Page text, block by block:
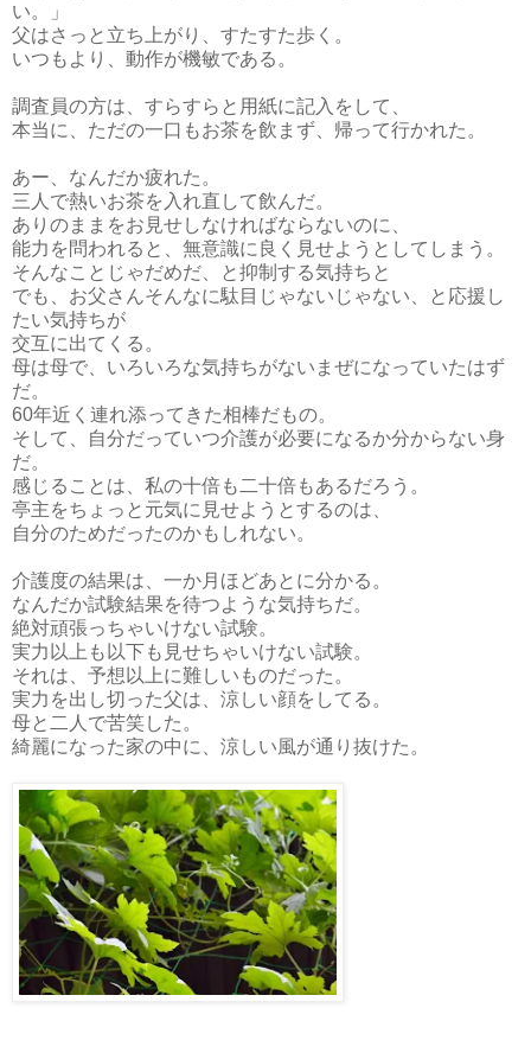
い。」
父はさっと立ち上がり、すたすた歩く。
いつもより、動作が機敏である。
調査員の方は、すらすらと用紙に記入をして、
本当に、ただの一口もお茶を飲まず、帰って行かれた。
あー、なんだか疲れた。
三人で熱いお茶を入れ直して飲んだ。
ありのままをお見せしなければならないのに、
能力を問われると、無意識に良く見せようとしてしまう。
そんなことじゃだめだ、と抑制する気持ちと
でも、お父さんそんなに駄目じゃないじゃない、と応援し
たい気持ちが
交互に出てくる。
母は母で、いろいろな気持ちがないまぜになっていたはず
だ。
60年近く連れ添ってきた相棒だもの。
そして、自分だっていつ介護が必要になるか分からない身
だ。
感じることは、私の十倍も二十倍もあるだろう。
亭主をちょっと元気に見せようとするのは、
自分のためだったのかもしれない。
介護度の結果は、一か月ほどあとに分かる。
なんだか試験結果を待つような気持ちだ。
絶対頑張っちゃいけない試験。
実力以上も以下も見せちゃいけない試験。
それは、予想以上に難しいものだった。
実力を出し切った父は、涼しい顔をしてる。
母と二人で苦笑した。
綺麗になった家の中に、涼しい風が通り抜けた。